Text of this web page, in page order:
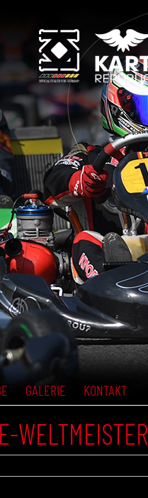
GALERIE KONTAKT
WELTMEISTER